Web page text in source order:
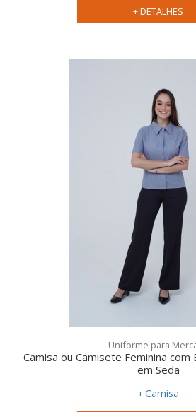
+ DETALHES
Uniforme para
Camisa ou Camisete Feminina
em Seda
Camisa